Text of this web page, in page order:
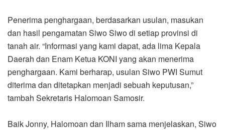
Penerima penghargaan, berdasarkan usulan, masukan
dan hasil pengamatan Siwo Siwo di setiap provinsi di
tanah air. “Informasi yang kami dapat, ada lima Kepala
Daerah dan Enam Ketua KONI yang akan menerima
penghargaan. Kami berharap, usulan Siwo PWI Sumut
diterima dan ditetapkan menjadi sebuah keputusan,”
tambah Sekretaris Halomoan Samosir.
Baik Jonny, Halomoan dan Ilham sama menjelaskan, Siwo